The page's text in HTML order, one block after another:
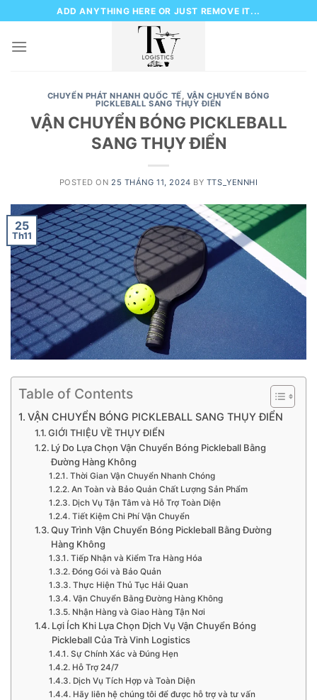
to
content
ADD ANYTHING HERE OR JUST REMOVE IT...
CHUYỂN PHÁT NHANH QUỐC TẾ, VẬN CHUYỂN BÓNG
PICKLEBALL SANG THỤY ĐIỂN
VẬN CHUYỂN BÓNG PICKLEBALL
SANG THỤY ĐIỂN
POSTED ON 25 THÁNG 11, 2024 BY TTS_YENNHI
25
Th11
Table of Contents
VẬN CHUYỂN BÓNG PICKLEBALL SANG THỤY ĐIỂN
GIỚI THIỆU VỀ THỤY ĐIỂN
Lý Do Lựa Chọn Vận Chuyển Bóng Pickleball Bằng
Đường Hàng Không
Thời Gian Vận Chuyển Nhanh Chóng
An Toàn và Bảo Quản Chất Lượng Sản Phẩm
Dịch Vụ Tận Tâm và Hỗ Trợ Toàn Diện
Tiết Kiệm Chi Phí Vận Chuyển
Quy Trình Vận Chuyển Bóng Pickleball Bằng Đường
Hàng Không
Tiếp Nhận và Kiểm Tra Hàng Hóa
Đóng Gói và Bảo Quản
Thực Hiện Thủ Tục Hải Quan
Vận Chuyển Bằng Đường Hàng Không
Nhận Hàng và Giao Hàng Tận Nơi
Lợi Ích Khi Lựa Chọn Dịch Vụ Vận Chuyển Bóng
Pickleball Của Trà Vinh Logistics
Sự Chính Xác và Đúng Hẹn
Hỗ Trợ 24/7
Dịch Vụ Tích Hợp và Toàn Diện
Hãy liên hệ chúng tôi để được hỗ trợ và tư vấn